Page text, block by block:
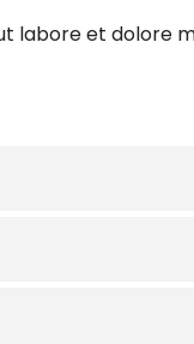
labore et dolore